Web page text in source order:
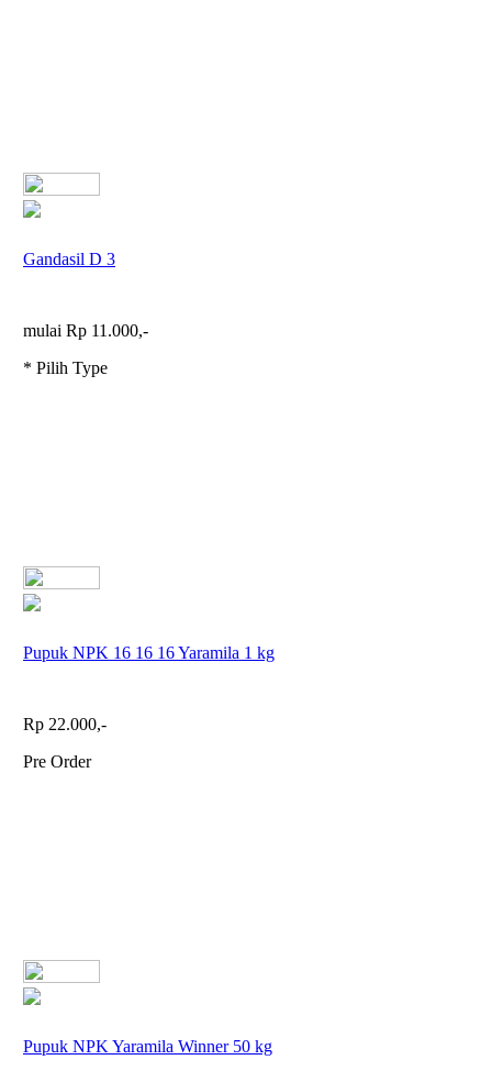
Gandasil D 3
mulai Rp 11.000,-
* Pilih Type
Pupuk NPK 16 16 16 Yaramila 1 kg
Rp 22.000,-
Pre Order
Pupuk NPK Yaramila Winner 50 kg